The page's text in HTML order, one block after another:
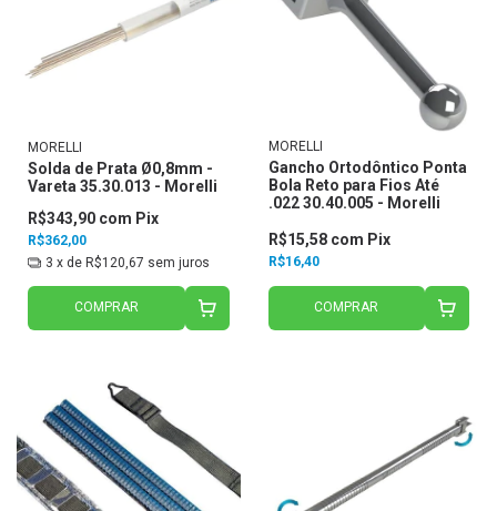
MORELLI
Solda de Prata Ø0,8mm -
Vareta 35.30.013 - Morelli
R$362,00
R$343,90 com Pix
3 x de R$120,67 sem juros
COMPRAR
MORELLI
Gancho Ortodôntico Ponta
Bola Reto para Fios Até
.022 30.40.005 - Morelli
R$16,40
R$15,58 com Pix
COMPRAR